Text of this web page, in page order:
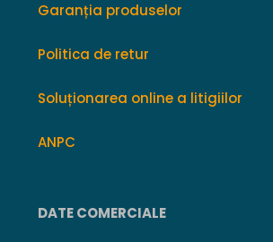
Garanția produselor
Politica de retur
Soluționarea online a litigiilor
ANPC
DATE COMERCIALE